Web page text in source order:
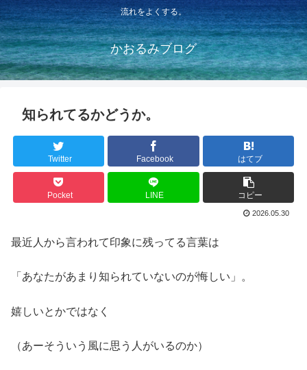
流れをよくする。
かおるみブログ
知られてるかどうか。
Twitter Facebook はてブ
Pocket LINE コピー
2026.05.30
最近人から言われて印象に残ってる言葉は
「あなたがあまり知られていないのが悔しい」。
嬉しいとかではなく
（あーそういう風に思う人がいるのか）